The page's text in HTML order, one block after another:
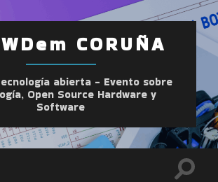
CORUÑA
abierta - Evento sobre
Open Source Hardware y
Software